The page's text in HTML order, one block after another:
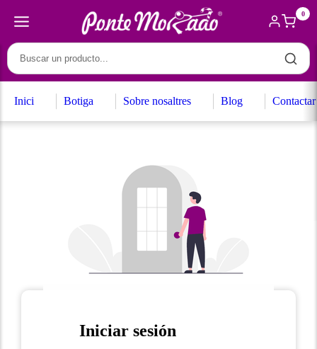
0
Inici Botiga Sobre nosaltres Blog Contactar
Iniciar sesión